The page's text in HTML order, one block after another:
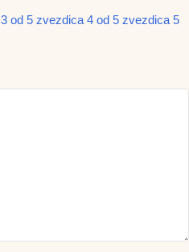
3 od 5 zvezdica 4 od 5 zvezdica 5